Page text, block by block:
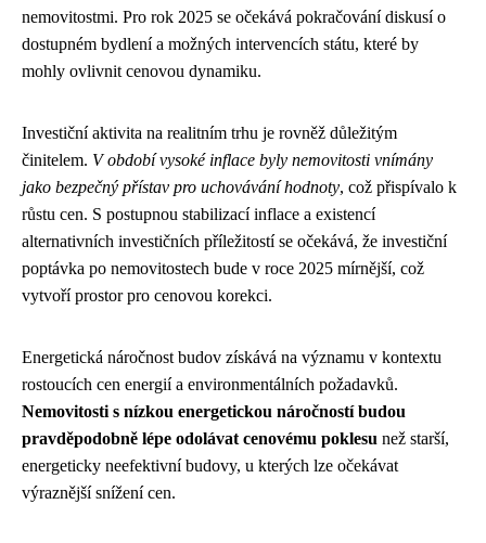
nemovitostmi. Pro rok 2025 se očekává pokračování diskusí o
dostupném bydlení a možných intervencích státu, které by
mohly ovlivnit cenovou dynamiku.
Investiční aktivita na realitním trhu je rovněž důležitým
činitelem. V období vysoké inflace byly nemovitosti vnímány
jako bezpečný přístav pro uchovávání hodnoty, což přispívalo k
růstu cen. S postupnou stabilizací inflace a existencí
alternativních investičních příležitostí se očekává, že investiční
poptávka po nemovitostech bude v roce 2025 mírnější, což
vytvoří prostor pro cenovou korekci.
Energetická náročnost budov získává na významu v kontextu
rostoucích cen energií a environmentálních požadavků.
Nemovitosti s nízkou energetickou náročností budou
pravděpodobně lépe odolávat cenovému poklesu než starší,
energeticky neefektivní budovy, u kterých lze očekávat
výraznější snížení cen.